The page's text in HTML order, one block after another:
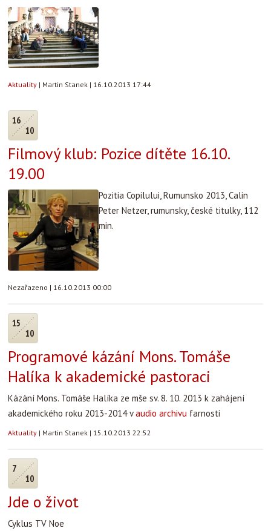
Aktuality | Martin Stanek | 16.10.2013 17:44
16
10
Filmový klub: Pozice dítěte 16.10.
19.00
Pozitia Copilului, Rumunsko 2013, Calin
Peter Netzer, rumunsky, české titulky, 112
min.
Nezařazeno | 16.10.2013 00:00
15
10
Programové kázání Mons. Tomáše
Halíka k akademické pastoraci
Kázání Mons. Tomáše Halíka ze mše sv. 8. 10. 2013 k zahájení
akademického roku 2013-2014 vaudio archivu farnosti
Aktuality | Martin Stanek | 15.10.2013 22:52
7
10
Jde o život
Cyklus TV Noe